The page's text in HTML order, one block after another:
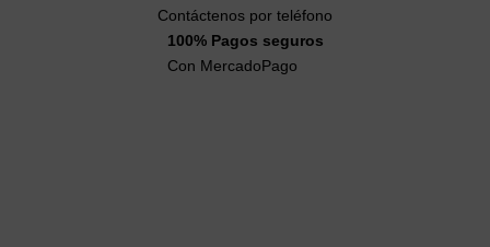
Contáctenos por teléfono
100% Pagos seguros
Con MercadoPago